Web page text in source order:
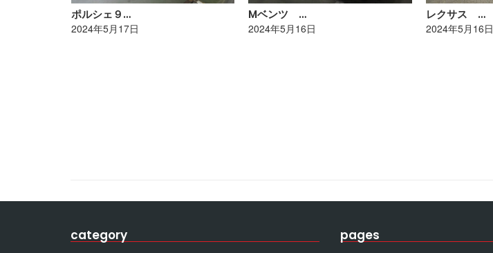
ポルシェ９…
2024年5月17日
Mベンツ …
2024年5月16日
レクサス …
2024年5月16日
category pages